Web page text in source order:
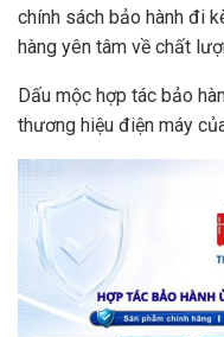
chính sách bảo hành đi
hàng yên tâm về chất
Dấu mộc hợp tác bảo
thương hiệu điện máy